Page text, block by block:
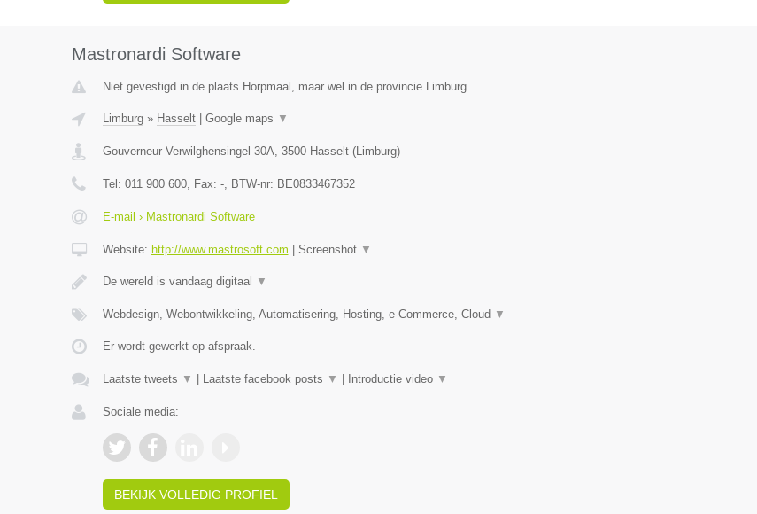
Mastronardi Software
Niet gevestigd in de plaats Horpmaal, maar wel in de provincie Limburg.
Limburg» Hasselt| Google maps ▼
Gouverneur Verwilghensingel 30A, 3500 Hasselt(Limburg)
Tel: 011 900 600, Fax: -, BTW-nr: BE0833467352
E-mail › Mastronardi Software
Website: http://www.mastrosoft.com Screenshot ▼
De wereld is vandaag digitaal ▼
Webdesign, Webontwikkeling, Automatisering, Hosting, e-Commerce, Cloud ▼
Er wordt gewerkt op afspraak.
Laatste tweets ▼ Laatste facebook posts ▼ Introductie video ▼
Sociale media:
BEKIJK VOLLEDIG PROFIEL